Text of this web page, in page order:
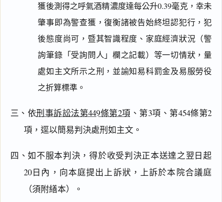
獲後測得之呼氣酒精濃度達每公升0.39毫克，幸未
肇事即為警查獲，復衡諸被告始終坦認犯行，犯
後態度尚可，暨其智識程度、家庭經濟狀況（警
詢筆錄「受詢問人」欄之記載）等一切情狀，量
處如主文所示之刑，並諭知易科罰金及易服勞役
之折算標準。
三、依刑事訴訟法第449條第2項 、第3項、第454條第2
項，逕以簡易判決處刑如主文。
四、如不服本判決，得於收受判決正本送達之翌日起
20日內，向本庭提出上訴狀，上訴於本院合議庭
（須附繕本）。